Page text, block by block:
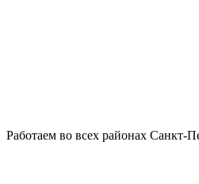
Работаем во всех районах Санкт-